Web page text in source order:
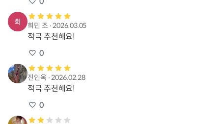
희민 조 ∙2026.03.05
적극 추천해요!
0
진인옥 ∙2026.02.28
적극 추천해요!
0